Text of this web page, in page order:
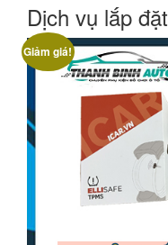
Dịch vụ lắp đặt
Giảm giá!